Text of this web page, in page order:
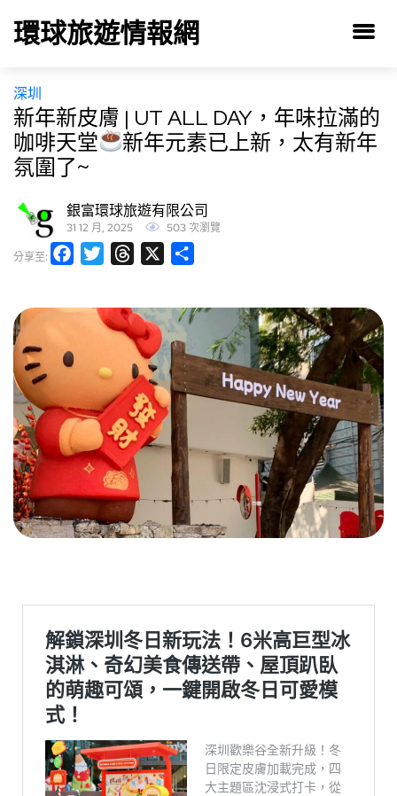
環球旅遊情報網
深圳
新年新皮膚 | UT ALL DAY，年味拉滿的
咖啡天堂
新年元素已上新，太有新年
氛圍了~
銀富環球旅遊有限公司
31 12 月, 2025 503 次瀏覽
分享至: FacebookTwitterThreads